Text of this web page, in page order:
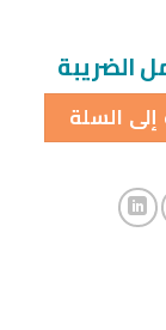
الضريبة
السلة